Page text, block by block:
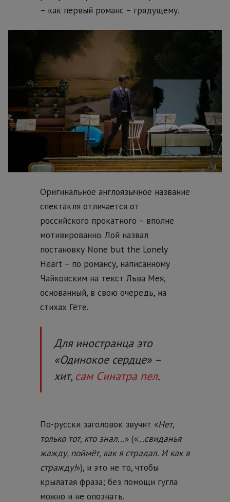
– как первый романс – грядущему.
Оригинальное англоязычное название
спектакля отличается от
российского прокатного – вполне
мотивированно. Лой назвал
постановку None but the Lonely
Heart – по романсу, написанному
Чайковским на текст Льва Мея,
основанный, в свою очередь, на
стихах Гёте.
Для иностранца это
«Одинокое сердце» –
хит, сам Синатра пел.
По-русски заголовок звучит «Нет,
только тот, кто знал...» («...свиданья
жажду, поймёт, как я страдал. И как я
стражду!»), и это не то, чтобы
крылатая фраза; без помощи гугла
можно и не опознать.